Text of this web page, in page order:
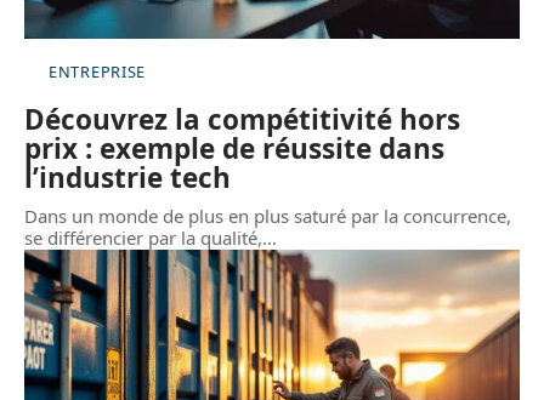
ENTREPRISE
Découvrez la compétitivité hors
prix : exemple de réussite dans
l’industrie tech
Dans un monde de plus en plus saturé par la concurrence,
se différencier par la qualité,…